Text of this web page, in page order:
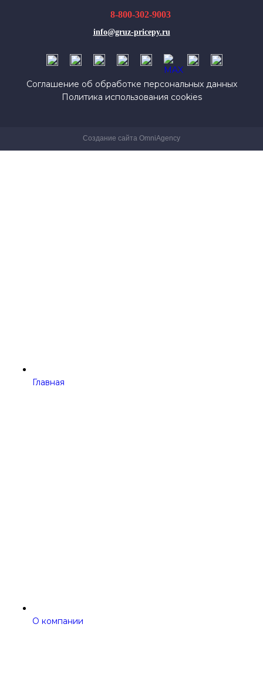
8-800-302-9003
info@gruz-pricepy.ru
Соглашение об обработке персональных данных
Политика использования cookies
Создание сайта OmniAgency
Главная
О компании